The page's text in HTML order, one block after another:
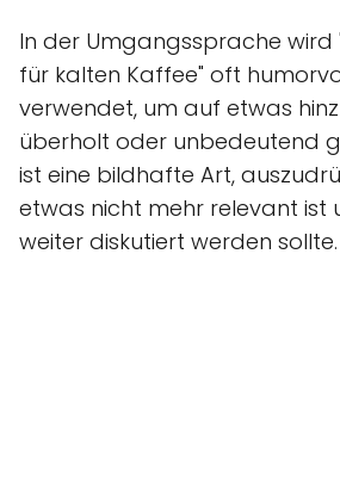
In der Umgangssprache wird
für kalten Kaffee" oft
verwendet, um auf etwas
überholt oder unbedeutend
ist eine bildhafte Art,
etwas nicht mehr relevant ist
weiter diskutiert werden sollte.